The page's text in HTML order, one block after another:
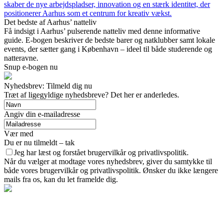
skaber de nye arbejdspladser, innovation og en stærk identitet, der
positionerer Aarhus som et centrum for kreativ vækst.
Det bedste af Aarhus’ natteliv
Få indsigt i Aarhus’ pulserende natteliv med denne informative
guide. E-bogen beskriver de bedste barer og natklubber samt lokale
events, der sætter gang i København – ideel til både studerende og
natteravne.
Snup e-bogen nu
Nyhedsbrev: Tilmeld dig nu
Træt af ligegyldige nyhedsbreve? Det her er anderledes.
Angiv din e-mailadresse
Vær med
Du er nu tilmeldt – tak
Jeg har læst og forstået brugervilkår og privatlivspolitik.
Når du vælger at modtage vores nyhedsbrev, giver du samtykke til
både vores brugervilkår og privatlivspolitik. Ønsker du ikke længere
mails fra os, kan du let framelde dig.